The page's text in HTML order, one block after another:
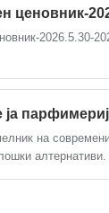
ценовник-
2026.5.30-
ја
на